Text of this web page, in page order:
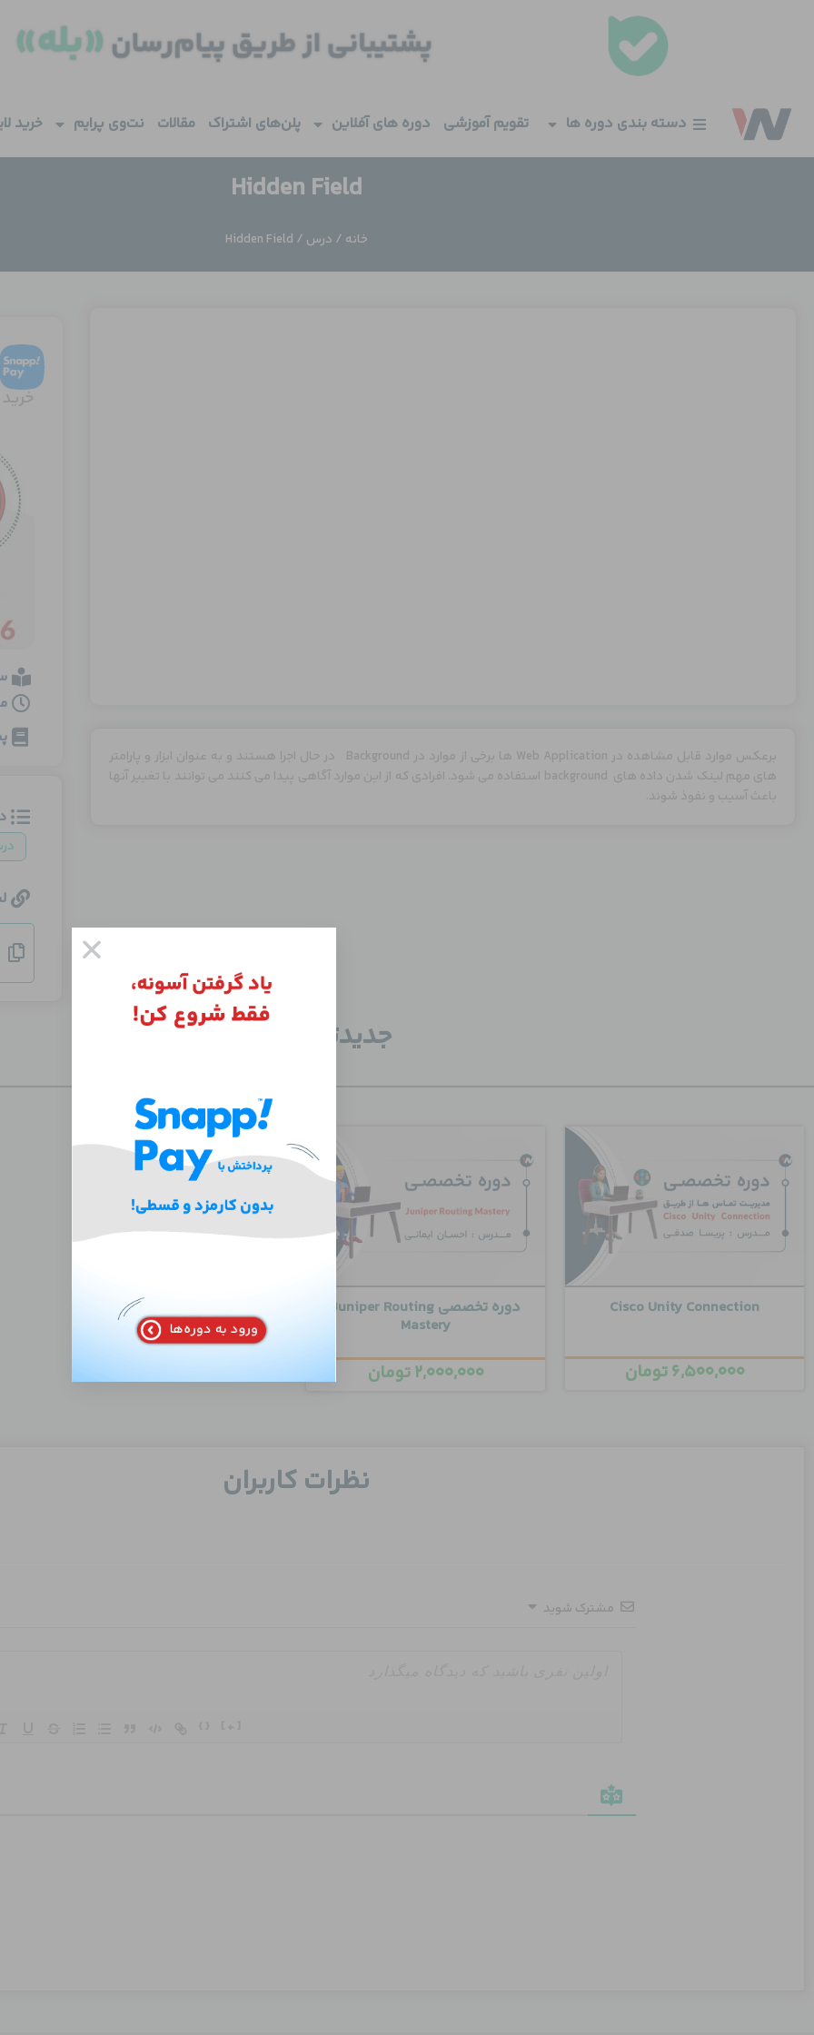
دسته بندی دوره ها تقویم آموزشی دوره های آفلاین پلن‌های اشتراک مقالات نت‌وی پرایم خرید
Hidden Field
خانه / درس / Hidden Field
برعکس موارد قابل مشاهده در Web Application ها برخی از موارد در Background در حال اجرا هستند و به عنوان ابزار و پارامتر
های مهم لینک شدن داده های background استفاده می شود. افرادی که از این موارد آگاهی پیدا می کنند می توانند با تغییر آنها
باعث آسیب و نفوذ شوند.
جدید‌ترین دوره‌ها
Cisco Unity Connection
۶,۵۰۰,۰۰۰تومان
دوره تخصصی Juniper Routing
Mastery
۲,۰۰۰,۰۰۰تومان
نظرات کاربران
مشترک شوید